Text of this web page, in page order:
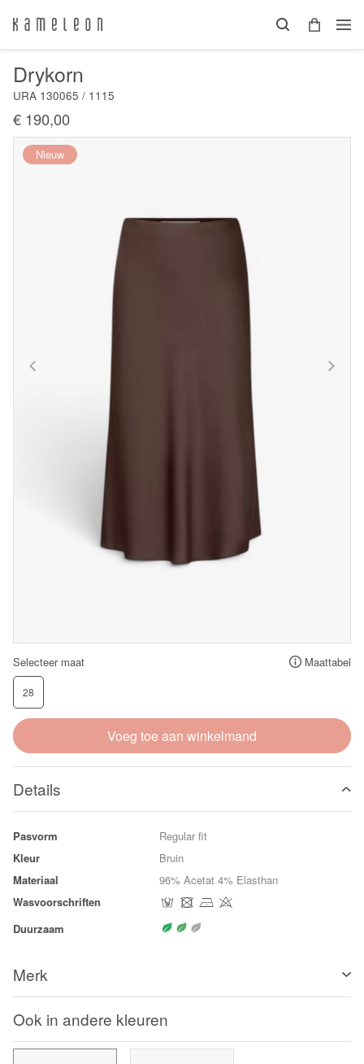
Drykorn
URA 130065 / 1115
€ 190,00
Nieuw
Selecteer maat Maattabel
28
Voeg toe aan winkelmand
Details
Pasvorm
Regular fit
Kleur
Bruin
Materiaal
96% Acetat 4% Elasthan
Wasvoorschriften
Duurzaam
Merk
Ook in andere kleuren